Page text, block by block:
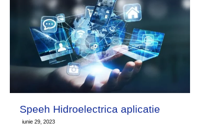
Speeh Hidroelectrica aplicatie
iunie 29, 2023